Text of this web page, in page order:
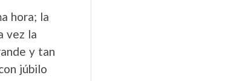
hora; la
vez la
y tan
júbilo